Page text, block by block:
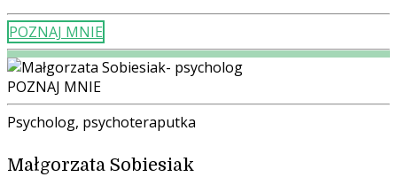
POZNAJ MNIE
POZNAJ MNIE
Psycholog, psychoteraputka
Małgorzata Sobiesiak